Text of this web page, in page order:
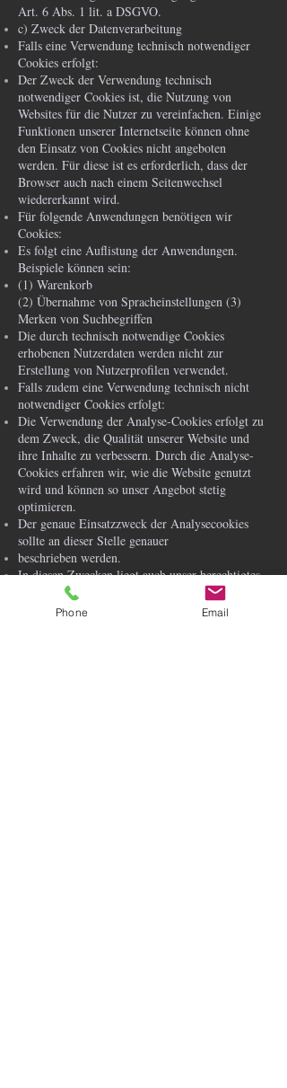
Art. 6 Abs. 1 lit. a DSGVO.
c) Zweck der Datenverarbeitung
Falls eine Verwendung technisch notwendiger
Cookies erfolgt:
Der Zweck der Verwendung technisch
notwendiger Cookies ist, die Nutzung von
Websites für die Nutzer zu vereinfachen. Einige
Funktionen unserer Internetseite können ohne
den Einsatz von Cookies nicht angeboten
werden. Für diese ist es erforderlich, dass der
Browser auch nach einem Seitenwechsel
wiedererkannt wird.
Für folgende Anwendungen benötigen wir
Cookies:
Es folgt eine Auflistung der Anwendungen.
Beispiele können sein:
(1) Warenkorb
(2) Übernahme von Spracheinstellungen (3)
Merken von Suchbegriffen
Die durch technisch notwendige Cookies
erhobenen Nutzerdaten werden nicht zur
Erstellung von Nutzerprofilen verwendet.
Falls zudem eine Verwendung technisch nicht
notwendiger Cookies erfolgt:
Die Verwendung der Analyse-Cookies erfolgt zu
dem Zweck, die Qualität unserer Website und
ihre Inhalte zu verbessern. Durch die Analyse-
Cookies erfahren wir, wie die Website genutzt
wird und können so unser Angebot stetig
optimieren.
Der genaue Einsatzzweck der Analysecookies
sollte an dieser Stelle genauer
beschrieben werden.
In diesen Zwecken liegt auch unser berechtigtes
Interesse in der Verarbeitung der
personenbezogenen Daten nach Art. 6 Abs. 1 lit.
Phone Email